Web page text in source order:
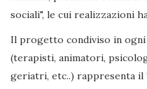
sociali", le cui realizzazioni
Il progetto condiviso in
(terapisti, animatori,
geriatri, etc..) rappresenta il